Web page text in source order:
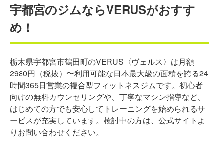
宇都宮のジムならVERUSがおすす
め！
栃木県宇都宮市鶴田町のVERUS〈ヴェルス〉は月額
2980円（税抜）〜利用可能な日本最大級の面積を誇る24
時間365日営業の複合型フィットネスジムです。初心者
向けの無料カウンセリングや、丁寧なマシン指導など、
はじめての方でも安心してトレーニングを始められるサ
ービスが充実しています。検討中の方は、公式サイトよ
りお問い合わせください。